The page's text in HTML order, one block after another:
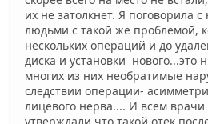
их не затолкнет. Я поговорила с
людьми с такой же проблемой,
нескольких операций и до
диска и установки нового...это
многих из них необратимые
следствии операции-
лицевого нерва.... И всем врачи